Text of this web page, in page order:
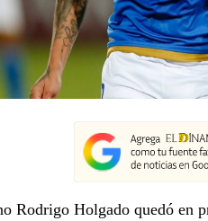
Rodrigo Holgado quedó en